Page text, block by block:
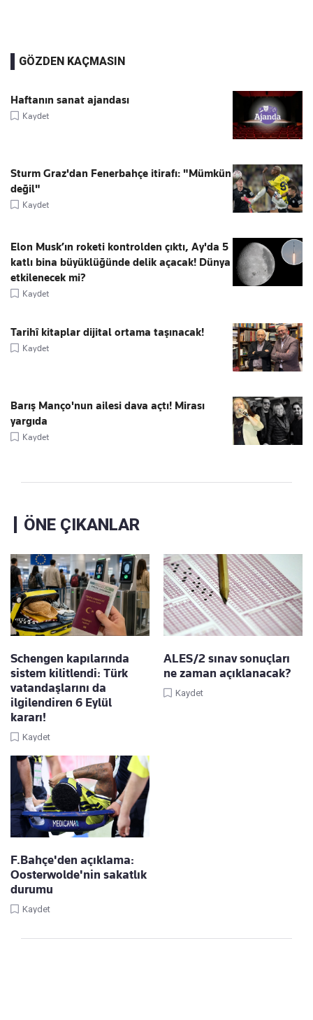
GÖZDEN KAÇMASIN
Haftanın sanat ajandası
Kaydet
Sturm Graz'dan Fenerbahçe itirafı: "Mümkün
değil"
Kaydet
Elon Musk’ın roketi kontrolden çıktı, Ay'da 5
katlı bina büyüklüğünde delik açacak! Dünya
etkilenecek mi?
Kaydet
Tarihî kitaplar dijital ortama taşınacak!
Kaydet
Barış Manço'nun ailesi dava açtı! Mirası
yargıda
Kaydet
ÖNE ÇIKANLAR
Schengen kapılarında
sistem kilitlendi: Türk
vatandaşlarını da
ilgilendiren 6 Eylül
kararı!
Kaydet
ALES/2 sınav sonuçları
ne zaman açıklanacak?
Kaydet
F.Bahçe'den açıklama:
Oosterwolde'nin sakatlık
durumu
Kaydet